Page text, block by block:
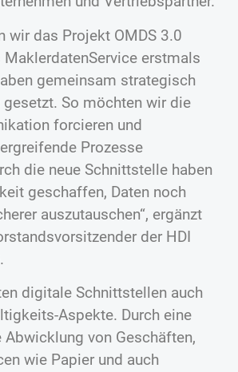
wir das Projekt OMDS 3.0
erstmals
gemeinsam strategisch
So möchten wir die
forcieren und
Prozesse
die neue Schnittstelle haben
geschaffen, Daten noch
auszutauschen“, ergänzt
der HDI
digitale Schnittstellen auch
Aspekte. Durch eine
von Geschäften,
wie Papier und auch